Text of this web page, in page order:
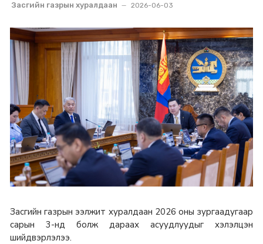
Засгийн газрын хуралдаан 2026-06-03
Засгийн газрын ээлжит хуралдаан 2026 оны зургаадугаар
сарын 3-нд болж дараах асуудлуудыг хэлэлцэн
шийдвэрлэлээ.